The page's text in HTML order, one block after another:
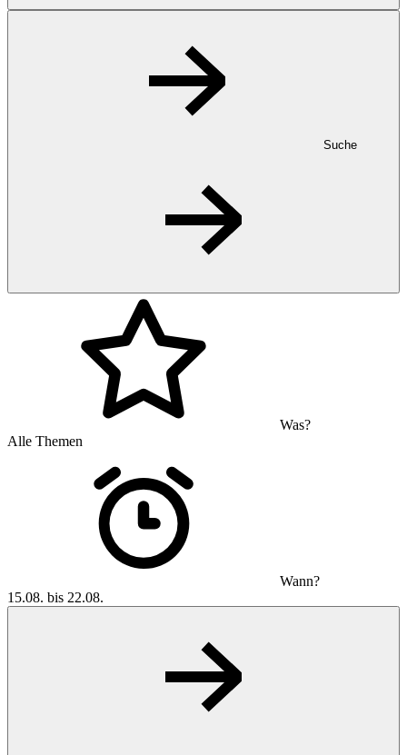
Suche
Was?
Alle Themen
Wann?
15.08. bis 22.08.